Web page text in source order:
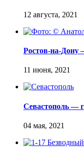
Ростов-на-Дону
Севастополь —